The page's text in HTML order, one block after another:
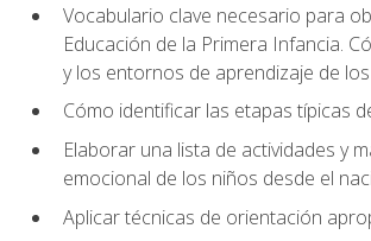
Vocabulario clave necesario para
Educación de la Primera Infancia.
y los entornos de aprendizaje de
Cómo identificar las etapas típicas
Elaborar una lista de actividades y
emocional de los niños desde el
Aplicar técnicas de orientación